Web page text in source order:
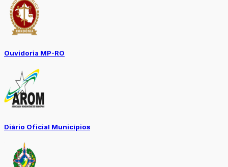
Ouvidoria MP-RO
Diário Oficial Municípios